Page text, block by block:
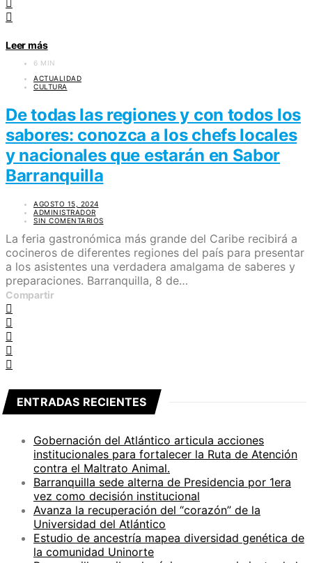
Leer más
6 MIN
ACTUALIDAD
CULTURA
De todas las regiones y con todos los
sabores: conozca a los chefs locales
y nacionales que estarán en Sabor
Barranquilla
AGOSTO 15, 2024
ADMINISTRADOR
SIN COMENTARIOS
La feria gastronómica más grande del Caribe recibirá a
cocineros de diferentes regiones del país para presentar
a los asistentes una verdadera amalgama de saberes y
preparaciones. Barranquilla, 8 de…
Compartir
ENTRADAS RECIENTES
Gobernación del Atlántico articula acciones
institucionales para fortalecer la Ruta de Atención
contra el Maltrato Animal.
Barranquilla sede alterna de Presidencia por 1era
vez como decisión institucional
Avanza la recuperación del “corazón” de la
Universidad del Atlántico
Estudio de ancestría mapea diversidad genética de
la comunidad Uninorte